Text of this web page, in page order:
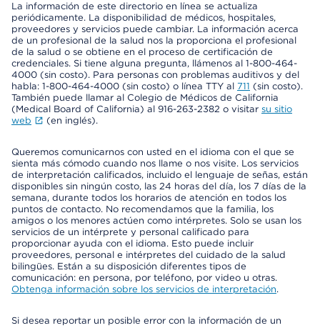
La información de este directorio en línea se actualiza
periódicamente. La disponibilidad de médicos, hospitales,
proveedores y servicios puede cambiar. La información acerca
de un profesional de la salud nos la proporciona el profesional
de la salud o se obtiene en el proceso de certificación de
credenciales. Si tiene alguna pregunta, llámenos al 1-800-464-
4000 (sin costo). Para personas con problemas auditivos y del
habla: 1-800-464-4000 (sin costo) o línea TTY al 711 (sin costo).
También puede llamar al Colegio de Médicos de California
(Medical Board of California) al 916-263-2382 o visitar su sitio
web
(en inglés).
Queremos comunicarnos con usted en el idioma con el que se
sienta más cómodo cuando nos llame o nos visite. Los servicios
de interpretación calificados, incluido el lenguaje de señas, están
disponibles sin ningún costo, las 24 horas del día, los 7 días de la
semana, durante todos los horarios de atención en todos los
puntos de contacto. No recomendamos que la familia, los
amigos o los menores actúen como intérpretes. Solo se usan los
servicios de un intérprete y personal calificado para
proporcionar ayuda con el idioma. Esto puede incluir
proveedores, personal e intérpretes del cuidado de la salud
bilingües. Están a su disposición diferentes tipos de
comunicación: en persona, por teléfono, por video u otras.
Obtenga información sobre los servicios de interpretación.
Si desea reportar un posible error con la información de un